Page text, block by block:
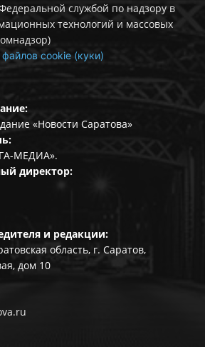
службой по надзору в
технологий и массовых
cookie (куки)
«Новости Саратова»
МЕДИА».
директор:
и редакции:
область, г. Саратов,
дом 10